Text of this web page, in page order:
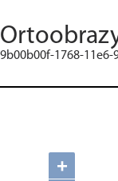
9b00b00f-1768-11e6-
+